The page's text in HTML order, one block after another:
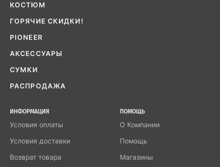
КОСТЮМ
ГОРЯЧИЕ СКИДКИ!
PIONEER
АКСЕССУАРЫ
СУМКИ
РАСПРОДАЖА
ИНФОРМАЦИЯ
Условия оплаты
Условия доставки
Возврат товара
ПОМОЩЬ
О Компании
Помощь
Магазины